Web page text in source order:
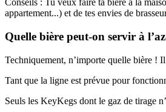
Conseils : Tu veux faire ta bière à la
appartement...) et de tes envies de
Quelle bière peut-on servir à
Techniquement, n’importe quelle bière !
Tant que la ligne est prévue pour
Seuls les KeyKegs dont le gaz de tirage